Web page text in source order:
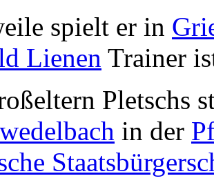
spielt er in
Lienen Trainer
Pletschs
in der